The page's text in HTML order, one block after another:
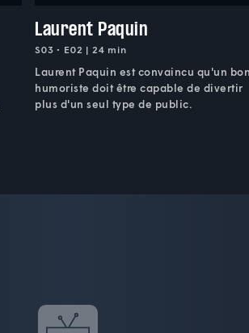
Laurent Paquin
S03 • E02 | 24 min
Laurent Paquin est convaincu qu'un bon
humoriste doit être capable de divertir
plus d'un seul type de public.